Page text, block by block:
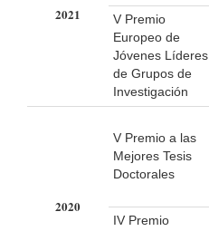
2021
V Premio
Europeo de
Jóvenes Líderes
de Grupos de
Investigación
2020
V Premio a las
Mejores Tesis
Doctorales
IV Premio